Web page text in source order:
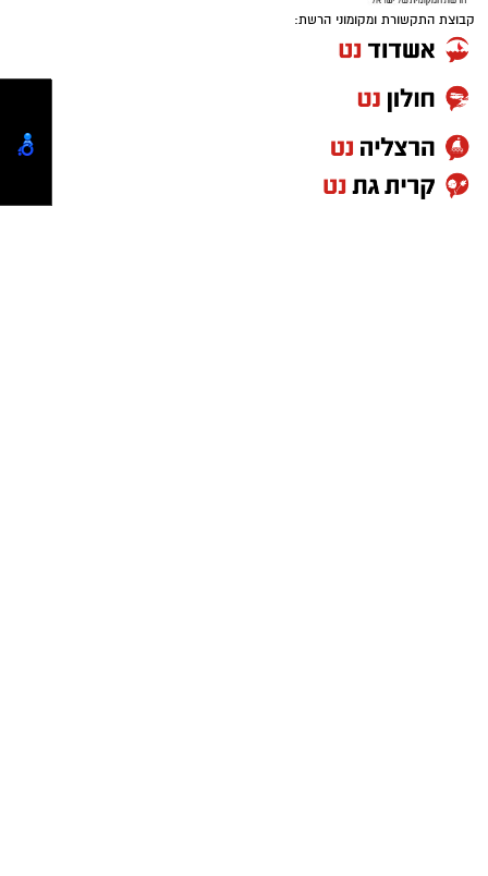
שחקן הקבוצה, נמרוד טישמן, סיפר ל-"רמת גן נט":
אנחנו מגיעים עם הרבה אמונה בקבוצה ורוצים
לייצג את העיר בכבוד. מצפה לראות קהל מלא
בתלם שידחוף אותנו קדימה יאללה גבעתיים! "
המשחק הראשון יתקיים ביום ראשון הקרוב (31.5)